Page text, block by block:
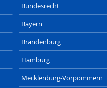
Bundesrecht
Bayern
Brandenburg
Hamburg
Mecklenburg-Vorpommern